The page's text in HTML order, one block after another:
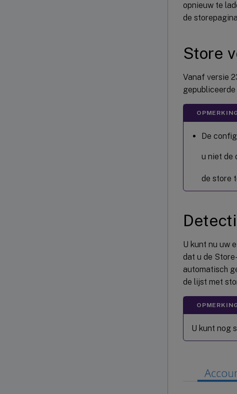
opnieuw te
de
Store
Vanaf versie
gepubliceerde
De
u niet de
de store
U kunt nu uw
dat u de
automatisch
de lijst met
U kunt nog